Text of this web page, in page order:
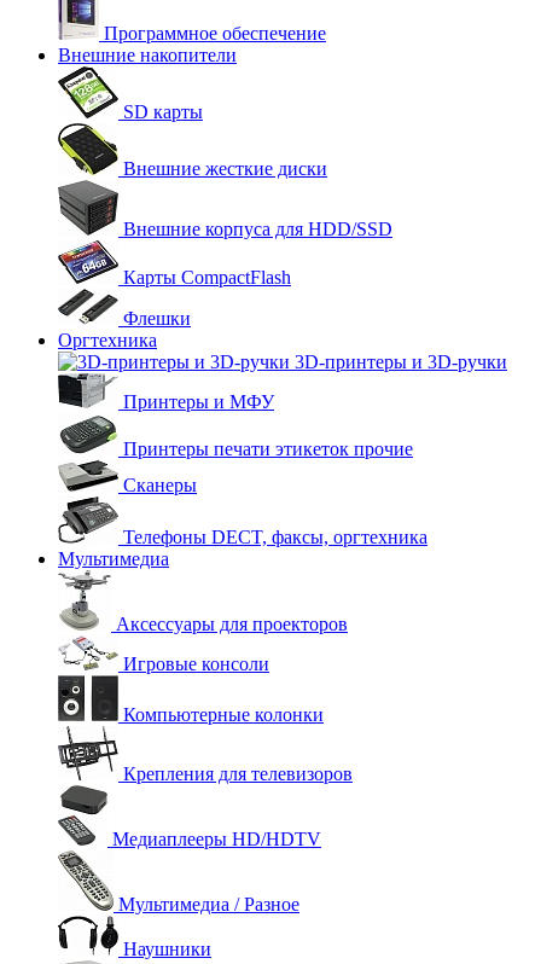
Программное обеспечение
Внешние накопители
SD карты
Внешние жесткие диски
Внешние корпуса для HDD/SSD
Карты CompactFlash
Флешки
Оргтехника
3D-принтеры и 3D-ручки
Принтеры и МФУ
Принтеры печати этикеток прочие
Сканеры
Телефоны DECT, факсы, оргтехника
Мультимедиа
Аксессуары для проекторов
Игровые консоли
Компьютерные колонки
Крепления для телевизоров
Медиаплееры HD/HDTV
Мультимедиа / Разное
Наушники